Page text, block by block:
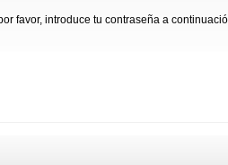
favor, introduce tu contraseña a